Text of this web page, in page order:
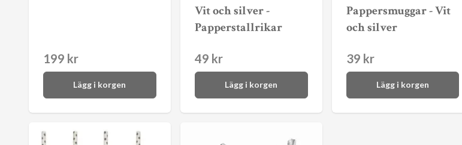
199 kr
Lägg i korgen
Vit och silver -
Papperstallrikar
49 kr
Lägg i korgen
Pappersmuggar - Vit
och silver
39 kr
Lägg i korgen